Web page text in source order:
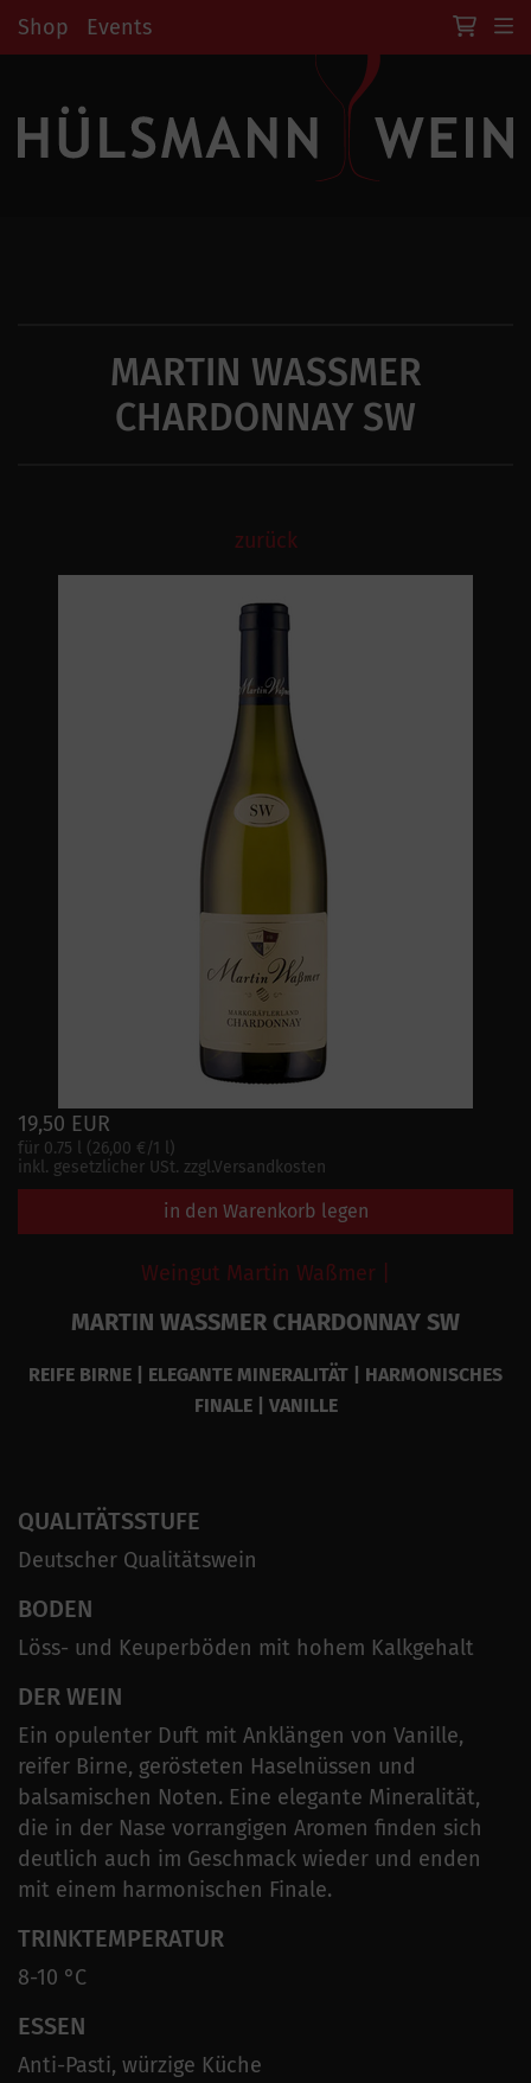
Shop Events
MARTIN WASSMER C
HARDONNAY SW
zurück
19,50 EUR
für 0.75 l (26,00 €/1 l)
inkl. gesetzlicher USt. zzgl.Versandkosten
in den Warenkorb legen
Weingut Martin Waßmer |
MARTIN WASSMER CHARDONNAY SW
REIFE BIRNE | ELEGANTE MINERALITÄT | HARMONISCHES
FINALE | VANILLE
QUALITÄTSSTUFE
Deutscher Qualitätswein
BODEN
Löss- und Keuperböden mit hohem Kalkgehalt
DER WEIN
Ein opulenter Duft mit Anklängen von Vanille,
reifer Birne, gerösteten Haselnüssen und
balsamischen Noten. Eine elegante Mineralität,
die in der Nase vorrangigen Aromen finden sich
deutlich auch im Geschmack wieder und enden
mit einem harmonischen Finale.
TRINKTEMPERATUR
8-10 °C
ESSEN
Anti-Pasti, würzige Küche